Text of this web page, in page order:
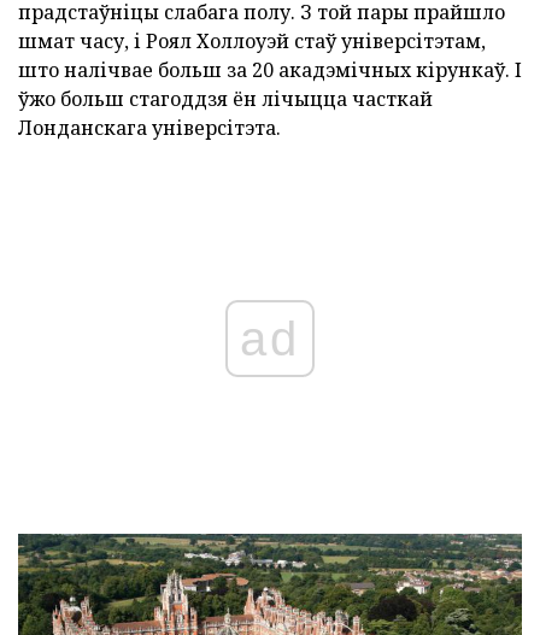
прадстаўніцы слабага полу. З той пары прайшло
шмат часу, і Роял Холлоуэй стаў універсітэтам,
што налічвае больш за 20 акадэмічных кірункаў. І
ўжо больш стагоддзя ён лічыцца часткай
Лонданскага універсітэта.
ad